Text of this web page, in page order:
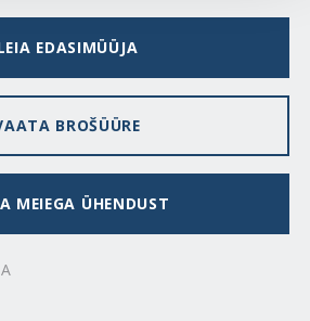
EDASIMÜÜJA
BROŠÜÜRE
MEIEGA ÜHENDUST